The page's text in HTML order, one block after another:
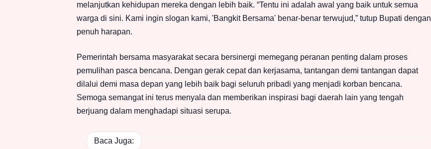
melanjutkan kehidupan mereka dengan lebih baik. “Tentu ini adalah awal yang baik untuk semua
warga di sini. Kami ingin slogan kami, 'Bangkit Bersama' benar-benar terwujud,” tutup Bupati dengan
penuh harapan.
Pemerintah bersama masyarakat secara bersinergi memegang peranan penting dalam proses
pemulihan pasca bencana. Dengan gerak cepat dan kerjasama, tantangan demi tantangan dapat
dilalui demi masa depan yang lebih baik bagi seluruh pribadi yang menjadi korban bencana.
Semoga semangat ini terus menyala dan memberikan inspirasi bagi daerah lain yang tengah
berjuang dalam menghadapi situasi serupa.
Baca Juga: